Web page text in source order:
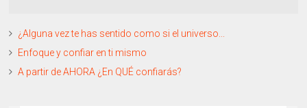
¿Alguna vez te has sentido como si el universo...
Enfoque y confiar en ti mismo
A partir de AHORA ¿En QUÉ confiarás?